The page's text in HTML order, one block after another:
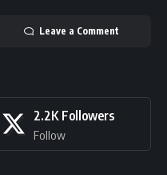
Leave a Comment
2.2K Followers
Follow